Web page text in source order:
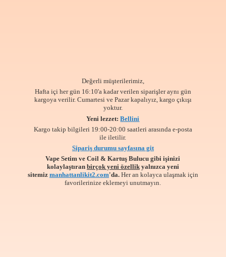
Değerli müşterilerimiz,
Hafta içi her gün 16:10'a kadar verilen siparişler aynı gün
kargoya verilir. Cumartesi ve Pazar kapalıyız, kargo çıkışı
yoktur.
Yeni lezzet:Bellini
Kargo takip bilgileri 19:00-20:00 saatleri arasında e-posta
ile iletilir.
Sipariş durumu sayfasına git
Vape Setim ve Coil & Kartuş Bulucu gibi işinizi
kolaylaştıran birçok yeni özellikyalnızca yeni
sitemiz manhattanlikit2.com'da. Her an kolayca ulaşmak için
favorilerinizeeklemeyi unutmayın.